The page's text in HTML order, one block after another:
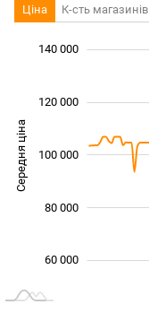
Ціна К-сть магазинів
Середня ціна 100 000
60 000
80 000
100 000
120 000
140 000